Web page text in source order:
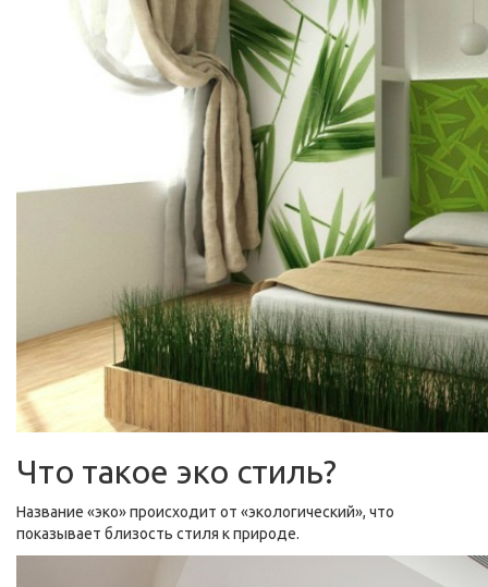
Что такое эко стиль?
Название «эко» происходит от «экологический», что
показывает близость стиля к природе.